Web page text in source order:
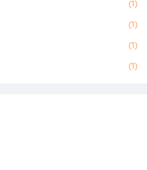
(1)
(1)
(1)
(1)